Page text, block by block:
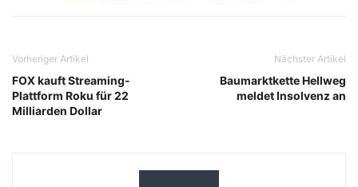
Vorheriger Artikel
FOX kauft Streaming-
Plattform Roku für 22
Milliarden Dollar
Nächster Artikel
Baumarktkette Hellweg
meldet Insolvenz an